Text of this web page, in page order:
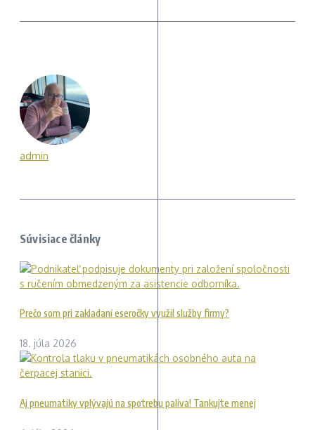
admin
Súvisiace články
Prečo som pri zakladaní eseročky využil služby firmy?
18. júla 2026
Aj pneumatiky vplývajú na spotrebu paliva! Tankujte menej